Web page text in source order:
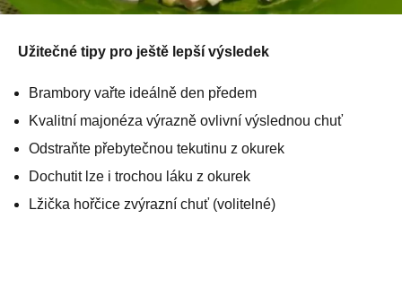
Užitečné tipy pro ještě lepší výsledek
Brambory vařte ideálně den předem
Kvalitní majonéza výrazně ovlivní výslednou chuť
Odstraňte přebytečnou tekutinu z okurek
Dochutit lze i trochou láku z okurek
Lžička hořčice zvýrazní chuť (volitelné)